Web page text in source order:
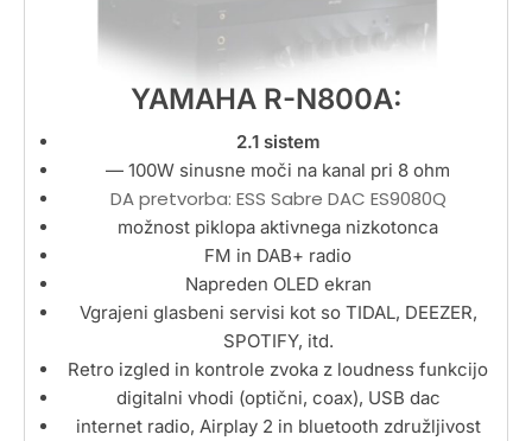
YAMAHA R-N800A:
2.1 sistem
— 100W sinusne moči na kanal pri 8 ohm
DA pretvorba: ESS Sabre DAC ES9080Q
možnost piklopa aktivnega nizkotonca
FM in DAB+ radio
Napreden OLED ekran
Vgrajeni glasbeni servisi kot so TIDAL, DEEZER,
SPOTIFY, itd.
Retro izgled in kontrole zvoka z loudness funkcijo
digitalni vhodi (optični, coax), USB dac
internet radio, Airplay 2 in bluetooth združljivost